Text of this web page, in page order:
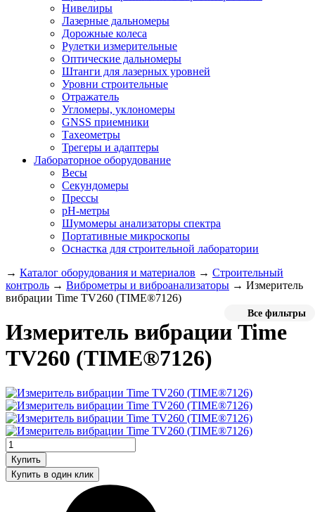
Нивелиры
Лазерные дальномеры
Дорожные колеса
Рулетки измерительные
Оптические дальномеры
Штанги для лазерных уровней
Уровни строительные
Отражатель
Угломеры, уклономеры
GNSS приемники
Тахеометры
Трегеры и адаптеры
Лабораторное оборудование
Весы
Секундомеры
Прессы
pH-метры
Шумомеры анализаторы спектра
Портативные микроскопы
Оснастка для строительной лаборатории
→ Каталог оборудования и материалов → Строительный
контроль → Виброметры и виброанализаторы → Измеритель
вибрации Time TV260 (TIME®7126)
Все фильтры
Измеритель вибрации Time
TV260 (TIME®7126)